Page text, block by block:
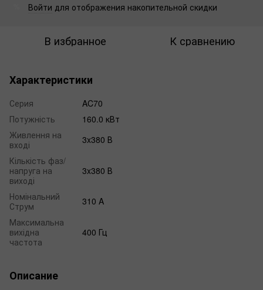
Войти для отображения накопительной скидки
В избранное К сравнению
Характеристики
Серия
AC70
Потужність
160.0 кВт
Живлення на
вході
3x380 В
Кількість фаз/
напруга на
виході
3x380 В
Номінальний
Струм
310 A
Максимальна
вихідна
частота
400 Гц
Описание